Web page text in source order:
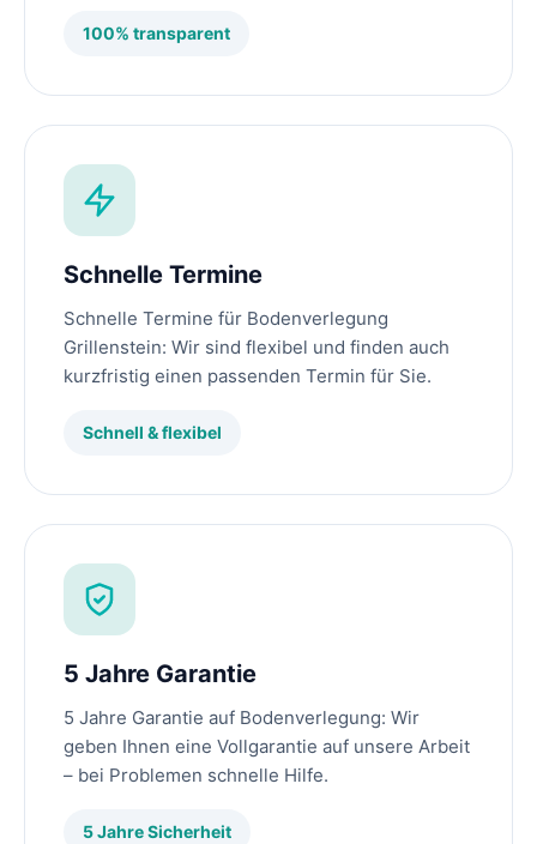
100% transparent
Schnelle Termine
Schnelle Termine für Bodenverlegung
Grillenstein: Wir sind flexibel und finden auch
kurzfristig einen passenden Termin für Sie.
Schnell & flexibel
5 Jahre Garantie
5 Jahre Garantie auf Bodenverlegung: Wir
geben Ihnen eine Vollgarantie auf unsere Arbeit
– bei Problemen schnelle Hilfe.
5 Jahre Sicherheit